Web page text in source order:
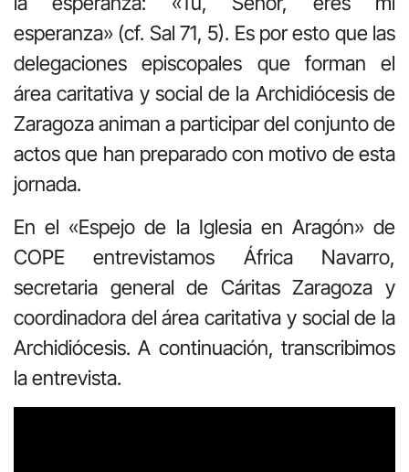
esperanza» (cf. Sal 71, 5). Es por esto que las
delegaciones episcopales que forman el
área caritativa y social de la Archidiócesis de
Zaragoza animan a participar del conjunto de
actos que han preparado con motivo de esta
jornada.
En el «Espejo de la Iglesia en Aragón» de
COPE entrevistamos África Navarro,
secretaria general de Cáritas Zaragoza y
coordinadora del área caritativa y social de la
Archidiócesis. A continuación, transcribimos
la entrevista.